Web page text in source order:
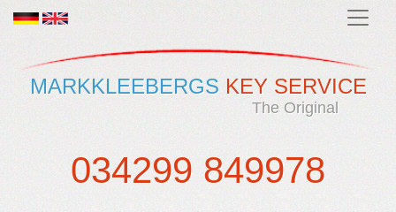
MARKKLEEBERGS KEY SERVICE
The Original
034299 849978